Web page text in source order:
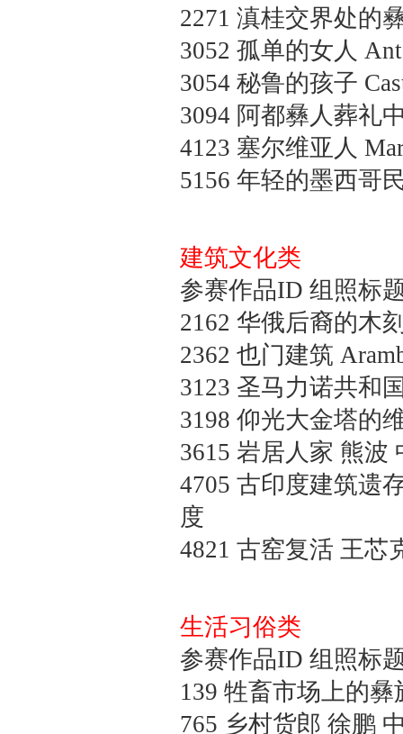
2271 滇桂交界处的
3052 孤单的女人
3054 秘鲁的孩子
3094 阿都彝人葬礼
4123 塞尔维亚人
5156 年轻的墨西哥
建筑文化类
参赛作品ID 组照标
2162 华俄后裔的木
2362 也门建筑
3123 圣马力诺共和
3198 仰光大金塔的
3615 岩居人家 熊波
4705 古印度建筑遗
度
4821 古窑复活 王芯
生活习俗类
参赛作品ID 组照标
139 牲畜市场上的彝
765 乡村货郎 徐鹏